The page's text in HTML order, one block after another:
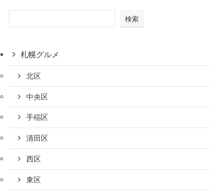
検索
札幌グルメ
北区
中央区
手稲区
清田区
西区
東区